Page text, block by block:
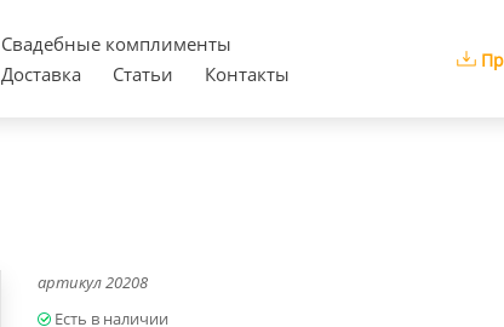
Cвадебные комплименты
Доставка Статьи Контакты
артикул20208